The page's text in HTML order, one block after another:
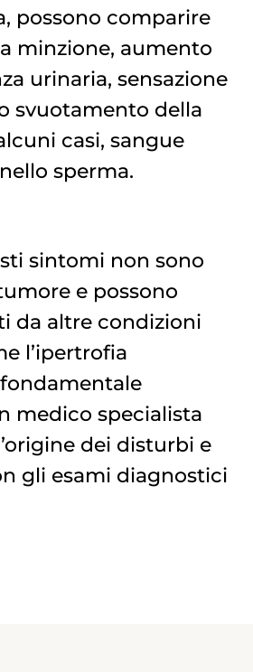
possono comparire
minzione, aumento
urinaria, sensazione
svuotamento della
casi, sangue
sperma.
sintomi non sono
e possono
da altre condizioni
l’ipertrofia
medico specialista
dei disturbi e
gli esami diagnostici